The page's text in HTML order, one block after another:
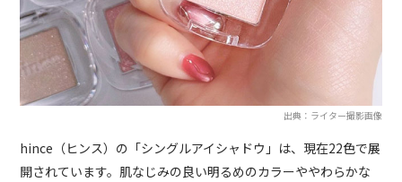
出典：ライター撮影画像
hince（ヒンス）の「シングルアイシャドウ」は、現在22色で展
開されています。肌なじみの良い明るめのカラーややわらかな